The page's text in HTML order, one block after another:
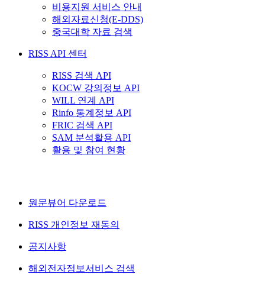
비용지원 서비스 안내
해외자료신청(E-DDS)
중국대학 자료 검색
RISS API 센터
RISS 검색 API
KOCW 강의정보 API
WILL 연계 API
Rinfo 통계정보 API
FRIC 검색 API
SAM 분석활용 API
활용 및 참여 현황
원문뷰어 다운로드
RISS 개인정보 재동의
공지사항
해외전자정보서비스 검색